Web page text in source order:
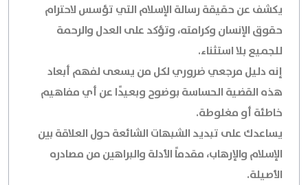
يكشف عن حقيقة رسالة الإسلام التي تؤسس لاحترام
حقوق الإنسان وكرامته، وتؤكد على العدل والرحمة
للجميع بلا استثناء.
إنه دليل مرجعي ضروري لكل من يسعى لفهم أبعاد
هذه القضية الحساسة بوضوح وبعيدًا عن أي مفاهيم
خاطئة أو مغلوطة.
يساعدك على تبديد الشبهات الشائعة حول العلاقة بين
الإسلام والإرهاب، مقدماً الأدلة والبراهين من مصادره
الأصيلة.